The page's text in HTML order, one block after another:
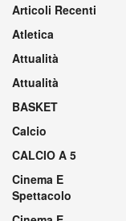
Articoli Recenti
Atletica
Attualità
Attualità
BASKET
Calcio
CALCIO A 5
Cinema E
Spettacolo